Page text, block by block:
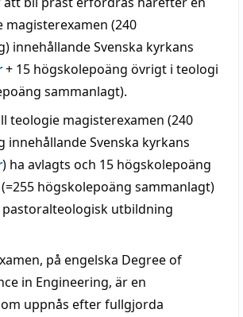
magisterexamen (240
innehållande Svenska kyrkans
+ 15 högskolepoäng övrigt i teologi
sammanlagt).
teologie magisterexamen (240
innehållande Svenska kyrkans
) ha avlagts och 15 högskolepoäng
högskolepoäng sammanlagt)
utbildning
på engelska Degree of
in Engineering, är en
uppnås efter fullgjorda